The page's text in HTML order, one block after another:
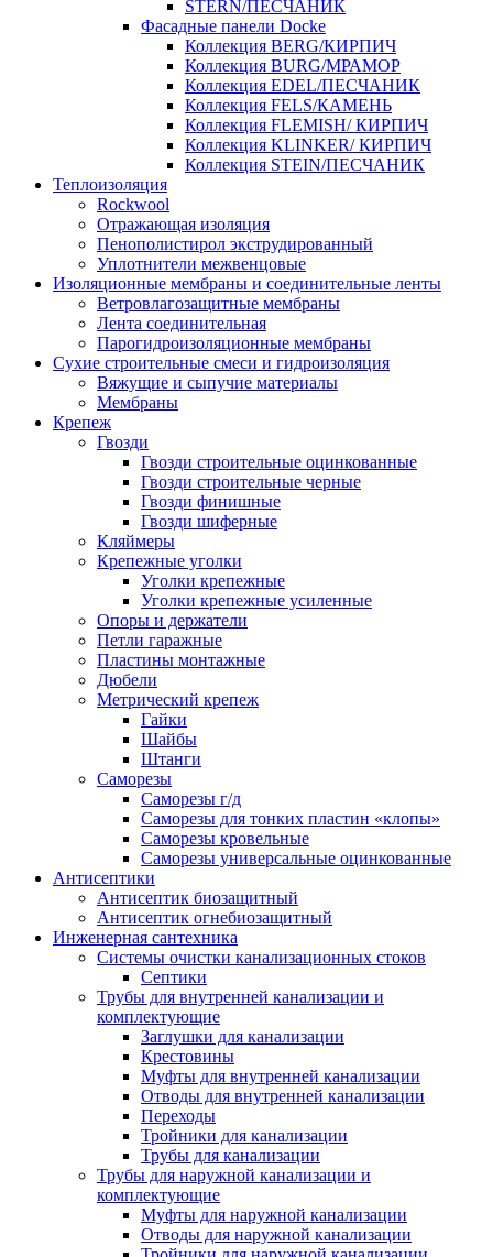
STERN/ПЕСЧАНИК
Фасадные панели Docke
Коллекция BERG/КИРПИЧ
Коллекция BURG/МРАМОР
Коллекция EDEL/ПЕСЧАНИК
Коллекция FELS/КАМЕНЬ
Коллекция FLEMISH/ КИРПИЧ
Коллекция KLINKER/ КИРПИЧ
Коллекция STEIN/ПЕСЧАНИК
Теплоизоляция
Rockwool
Отражающая изоляция
Пенополистирол экструдированный
Уплотнители межвенцовые
Изоляционные мембраны и соединительные ленты
Ветровлагозащитные мембраны
Лента соединительная
Парогидроизоляционные мембраны
Сухие строительные смеси и гидроизоляция
Вяжущие и сыпучие материалы
Мембраны
Крепеж
Гвозди
Гвозди строительные оцинкованные
Гвозди строительные черные
Гвозди финишные
Гвозди шиферные
Кляймеры
Крепежные уголки
Уголки крепежные
Уголки крепежные усиленные
Опоры и держатели
Петли гаражные
Пластины монтажные
Дюбели
Метрический крепеж
Гайки
Шайбы
Штанги
Саморезы
Саморезы г/д
Саморезы для тонких пластин «клопы»
Саморезы кровельные
Саморезы универсальные оцинкованные
Антисептики
Антисептик биозащитный
Антисептик огнебиозащитный
Инженерная сантехника
Системы очистки канализационных стоков
Септики
Трубы для внутренней канализации и
комплектующие
Заглушки для канализации
Крестовины
Муфты для внутренней канализации
Отводы для внутренней канализации
Переходы
Тройники для канализации
Трубы для канализации
Трубы для наружной канализации и
комплектующие
Муфты для наружной канализации
Отводы для наружной канализации